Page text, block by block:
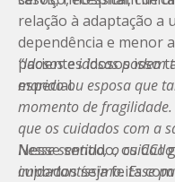
relação à adaptação a
dependência e menor
pacientes idosos isso
especial.
“Idosos e idosas
marido ou esposa que
momento de
que os cuidados com a
Nesse sentido, o
importantíssimo. Esse
Nesse sentido, os CCI
cuidados seja feita